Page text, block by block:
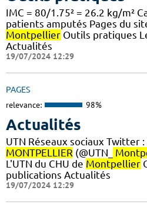
IMC = 80/1.75² = 26.2 kg/m²
patients amputés Pages du
Montpellier Outils pratiques
Actualités
19/07/2024 12:29
PAGES
relevance: 98%
Actualités
UTN Réseaux sociaux Twitter :
MONTPELLIER (@UTN_
L'UTN du CHU de Montpellier
publications Actualités
19/07/2024 12:29